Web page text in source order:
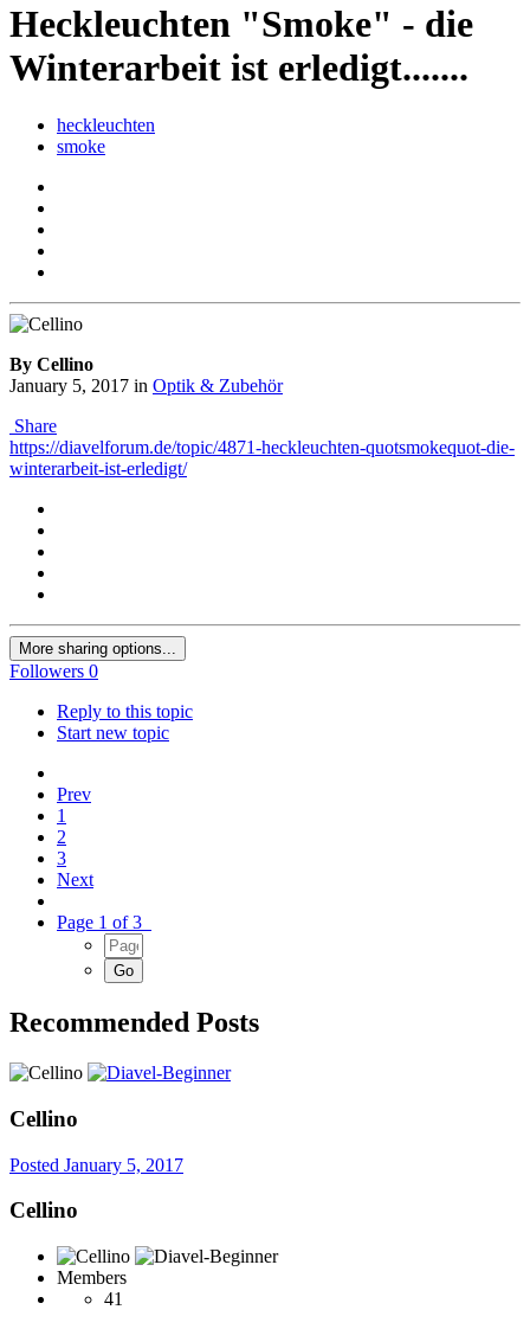
Heckleuchten "Smoke" - die
Winterarbeit ist erledigt.......
heckleuchten
smoke
By Cellino
January 5, 2017 in Optik & Zubehör
Share
https://diavelforum.de/topic/4871-heckleuchten-quotsmokequot-die-
winterarbeit-ist-erledigt/
More sharing options...
Followers 0
Reply to this topic
Start new topic
Prev
1
2
3
Next
Page 1 of 3
Recommended Posts
Cellino
Posted January 5, 2017
Cellino
Members
41